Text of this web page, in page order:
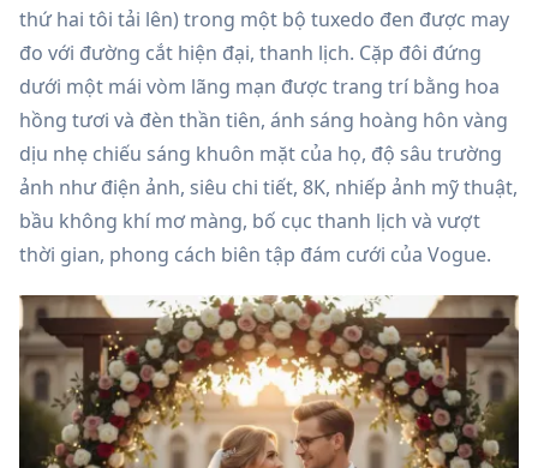
thứ hai tôi tải lên) trong một bộ tuxedo đen được may
đo với đường cắt hiện đại, thanh lịch. Cặp đôi đứng
dưới một mái vòm lãng mạn được trang trí bằng hoa
hồng tươi và đèn thần tiên, ánh sáng hoàng hôn vàng
dịu nhẹ chiếu sáng khuôn mặt của họ, độ sâu trường
ảnh như điện ảnh, siêu chi tiết, 8K, nhiếp ảnh mỹ thuật,
bầu không khí mơ màng, bố cục thanh lịch và vượt
thời gian, phong cách biên tập đám cưới của Vogue.